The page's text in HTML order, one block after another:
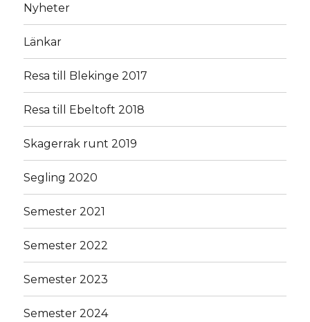
Nyheter
Länkar
Resa till Blekinge 2017
Resa till Ebeltoft 2018
Skagerrak runt 2019
Segling 2020
Semester 2021
Semester 2022
Semester 2023
Semester 2024